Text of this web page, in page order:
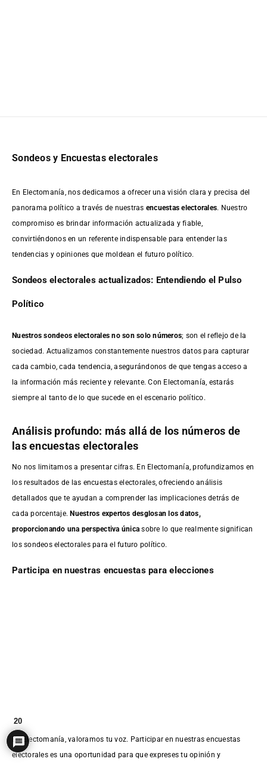
Sondeos y Encuestas electorales
En Electomanía, nos dedicamos a ofrecer una visión clara y precisa del
panorama político a través de nuestras encuestas electorales. Nuestro
compromiso es brindar información actualizada y fiable,
convirtiéndonos en un referente indispensable para entender las
tendencias y opiniones que moldean el futuro político.
Sondeos electorales actualizados: Entendiendo el Pulso
Político
Nuestros sondeos electorales no son solo números; son el reflejo de la
sociedad. Actualizamos constantemente nuestros datos para capturar
cada cambio, cada tendencia, asegurándonos de que tengas acceso a
la información más reciente y relevante. Con Electomanía, estarás
siempre al tanto de lo que sucede en el escenario político.
Análisis profundo: más allá de los números de
las encuestas electorales
No nos limitamos a presentar cifras. En Electomanía, profundizamos en
los resultados de las encuestas electorales, ofreciendo análisis
detallados que te ayudan a comprender las implicaciones detrás de
cada porcentaje. Nuestros expertos desglosan los datos,
proporcionando una perspectiva única sobre lo que realmente significan
los sondeos electorales para el futuro político.
Participa en nuestras encuestas para elecciones
En Electomanía, valoramos tu voz. Participar en nuestras encuestas
electorales es una oportunidad para que expreses tu opinión y
20